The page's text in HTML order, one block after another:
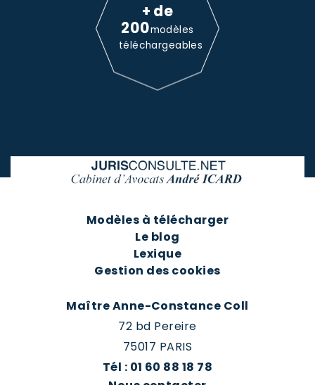
+ de
200modèles
téléchargeables
Modèles à télécharger
Le blog
Lexique
Gestion des cookies
Maître Anne-Constance Coll
72 bd Pereire
75017 PARIS
Tél : 01 60 88 18 78